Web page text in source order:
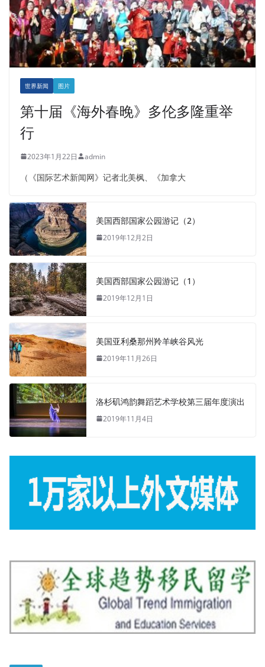
世界新闻 图片
第十届《海外春晚》多伦多隆重举
行
2023年1月22日 admin
（《国际艺术新闻网》记者北美枫、《加拿大
美国西部国家公园游记（2）
2019年12月2日
美国西部国家公园游记（1）
2019年12月1日
美国亚利桑那州羚羊峡谷风光
2019年11月26日
洛杉矶鸿韵舞蹈艺术学校第三届年度演出
2019年11月4日